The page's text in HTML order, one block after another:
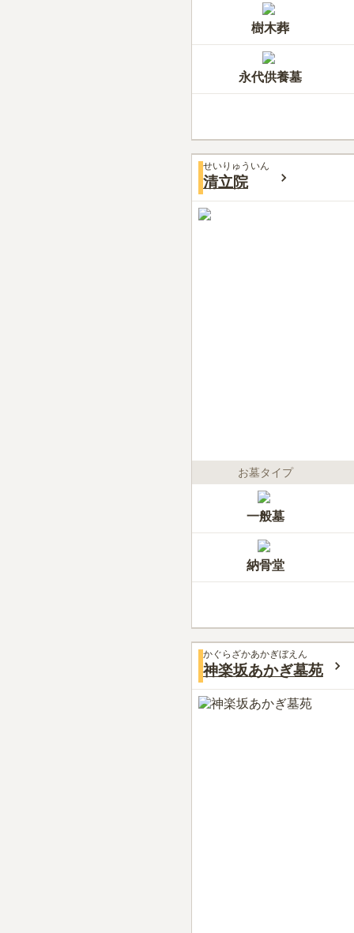
樹木葬
永代供養墓
せいりゅういん
清立院
お墓タイプ
一般墓
納骨堂
かぐらざかあかぎぼえん
神楽坂あかぎ墓苑